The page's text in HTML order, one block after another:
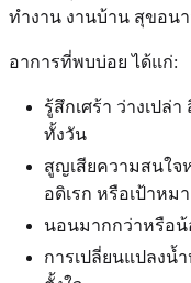
ทำงาน งานบ้าน สุขอน
อาการที่พบบ่อย ได้แก่:
รู้สึกเศร้า ว่างเปล่
ทั้งวัน
สูญเสียความสนใจ
อดิเรก หรือเป้าหม
นอนมากกว่าหรือน้
การเปลี่ยนแปลงน้